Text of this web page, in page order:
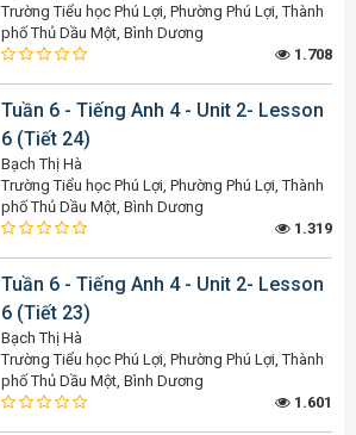
Trường Tiểu học Phú Lợi, Phường Phú Lợi, Thành
phố Thủ Dầu Một, Bình Dương
1.708
Tuần 6 - Tiếng Anh 4 - Unit 2- Lesson
6 (Tiết 24)
Bạch Thị Hà
Trường Tiểu học Phú Lợi, Phường Phú Lợi, Thành
phố Thủ Dầu Một, Bình Dương
1.319
Tuần 6 - Tiếng Anh 4 - Unit 2- Lesson
6 (Tiết 23)
Bạch Thị Hà
Trường Tiểu học Phú Lợi, Phường Phú Lợi, Thành
phố Thủ Dầu Một, Bình Dương
1.601